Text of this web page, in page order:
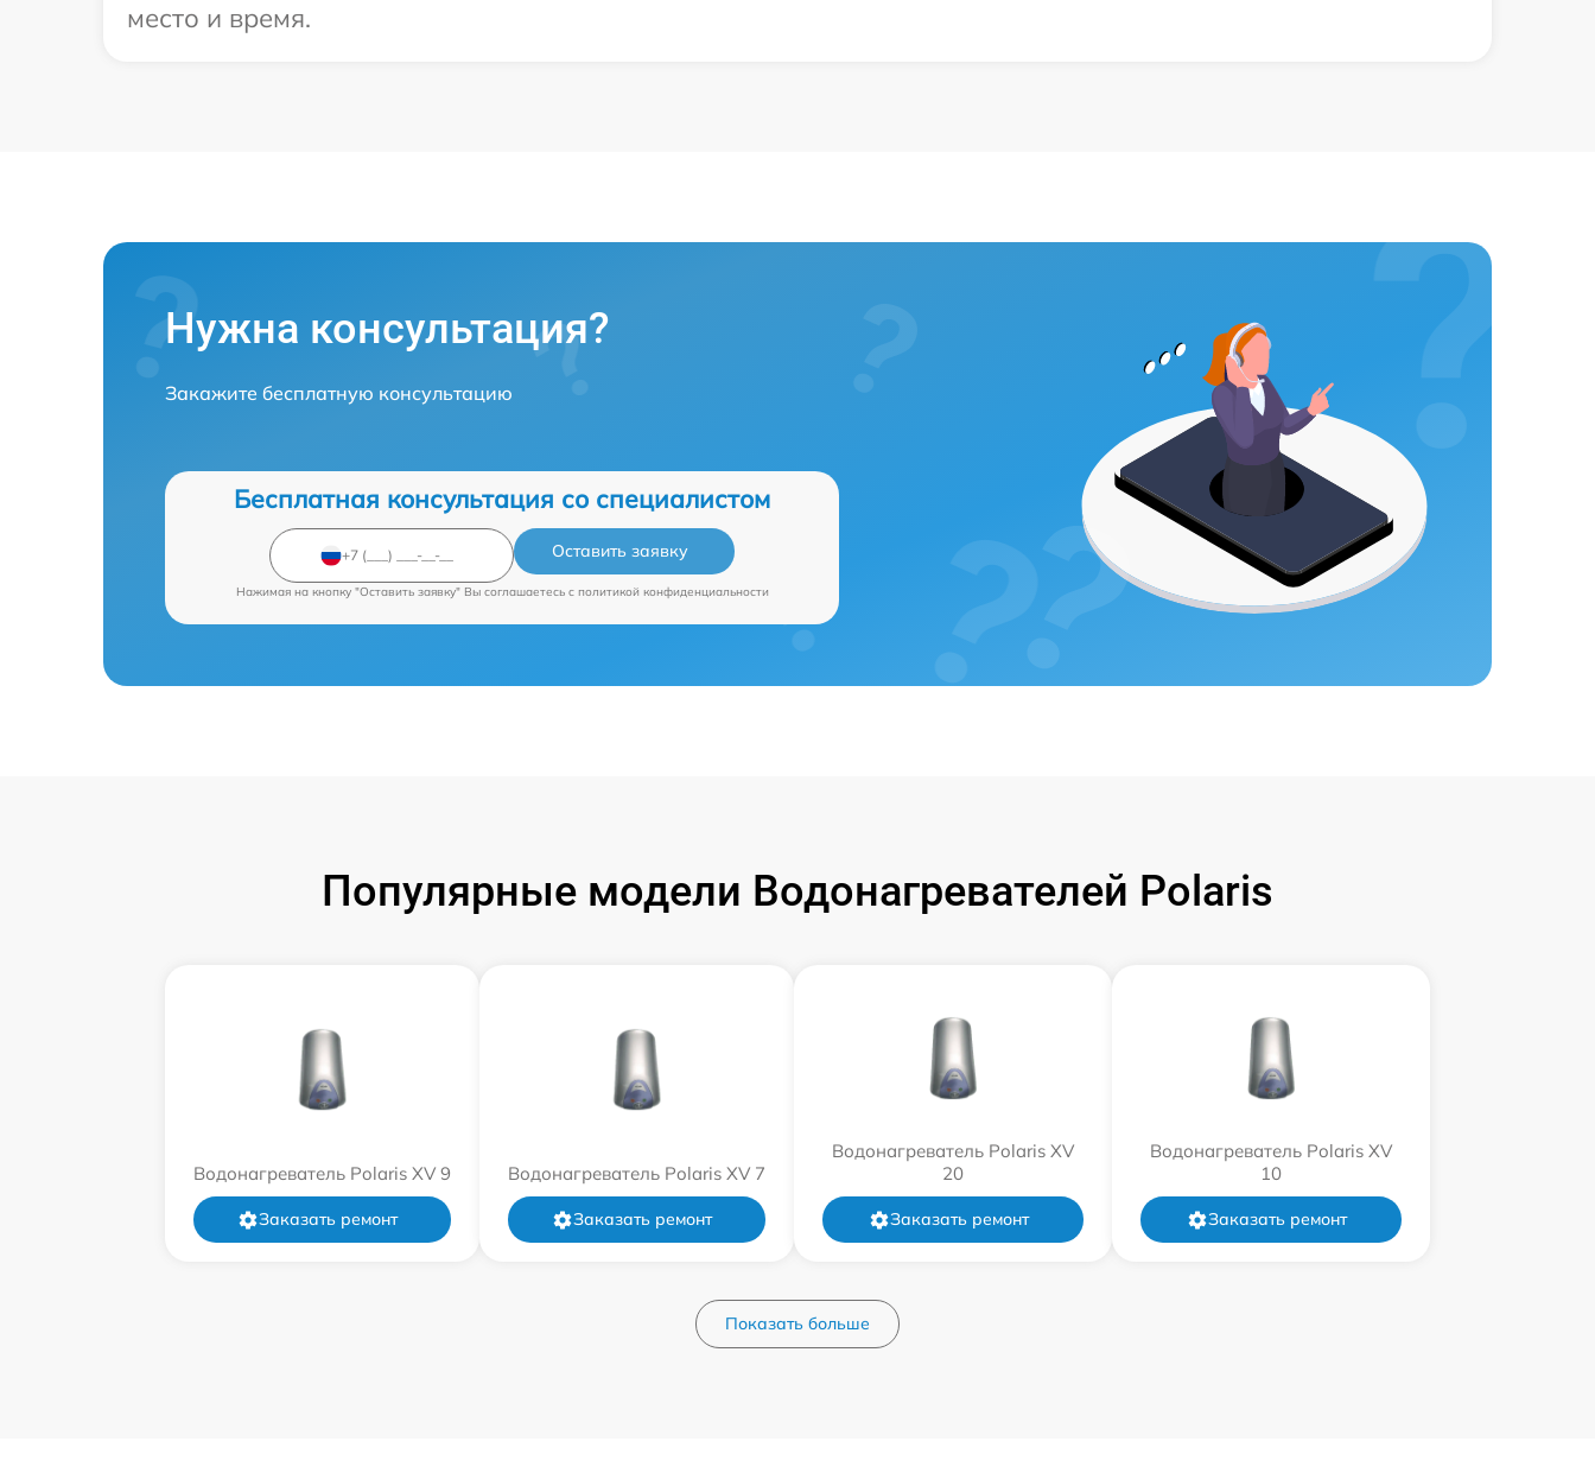
место и время.
Нужна консультация?
Закажите бесплатную консультацию
Бесплатная консультация со специалистом
Оставить заявку
Нажимая на кнопку "Оставить заявку" Вы соглашаетесь c политикой конфиденциальности
Популярные модели Водонагревателей Polaris
Водонагреватель Polaris XV 9
Заказать ремонт
Водонагреватель Polaris XV 7
Заказать ремонт
Водонагреватель Polaris XV
20
Заказать ремонт
Водонагреватель Polaris XV
10
Заказать ремонт
Показать больше